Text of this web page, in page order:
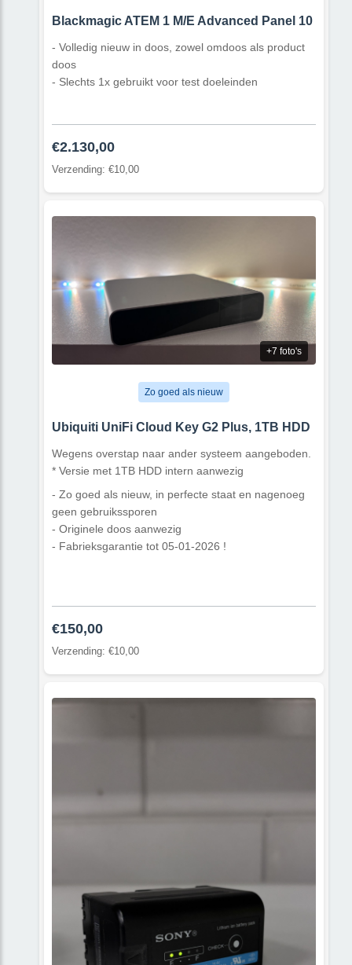
Blackmagic ATEM 1 M/E Advanced Panel 10
- Volledig nieuw in doos, zowel omdoos als product
doos
- Slechts 1x gebruikt voor test doeleinden
€2.130,00
Verzending: €10,00
+7 foto's
Zo goed als nieuw
Ubiquiti UniFi Cloud Key G2 Plus, 1TB HDD
Wegens overstap naar ander systeem aangeboden.
* Versie met 1TB HDD intern aanwezig
- Zo goed als nieuw, in perfecte staat en nagenoeg
geen gebruikssporen
- Originele doos aanwezig
- Fabrieksgarantie tot 05-01-2026 !
€150,00
Verzending: €10,00